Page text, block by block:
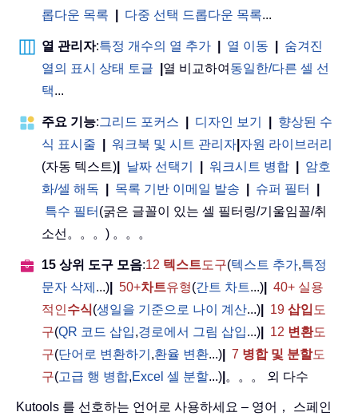
롭다운 목록
다중 선택 드롭다운 목록...
열 관리자:특정 개수의 열 추가 열 이동
숨겨진
열의 표시 상태 토글
열 비교하여 동일한/다른 셀 선
택...
주요 기능:그리드 포커스 디자인 보기
향상된 수
식 표시줄
워크북 및 시트 관리자 자원 라이브러리
(자동 텍스트)
날짜 선택기 워크시트 병합
암호
화/셀 해독
목록 기반 이메일 발송 슈퍼 필터
특수 필터 (굵은 글꼴이 있는 셀 필터링/기울임꼴/취
소선。。。) 。。。
15 상위 도구 모음:12 텍스트도구(텍스트 추가,특정
문자 삭제 ...) 50+차트유형(간트 차트...)
40+ 실용
적인수식(생일을 기준으로 나이 계산...) 19 삽입 도
구(QR 코드 삽입,경로에서 그림 삽입...) 12 변환도
구(단어로 변환하기 ,환율 변환...) 7 병합 및 분할도
구(고급 행 병합,Excel 셀 분할...) 。。。 외 다수
Kutools 를 선호하는 언어로 사용하세요 – 영어， 스페인